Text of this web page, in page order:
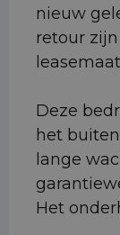
nieuw
retour
Deze
het
lange
Het